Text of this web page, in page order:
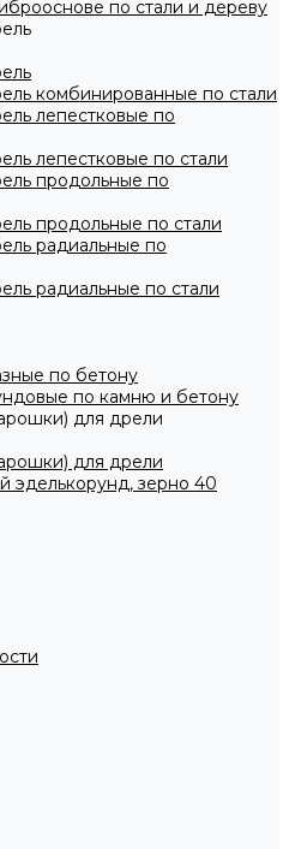
по стали и дереву
комбинированные по стали
лепестковые по
лепестковые по стали
продольные по
продольные по стали
радиальные по
радиальные по стали
по бетону
по камню и бетону
для дрели
для дрели
зерно 40